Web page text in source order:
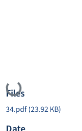
Loading...
Files
34.pdf(23.92 KB)